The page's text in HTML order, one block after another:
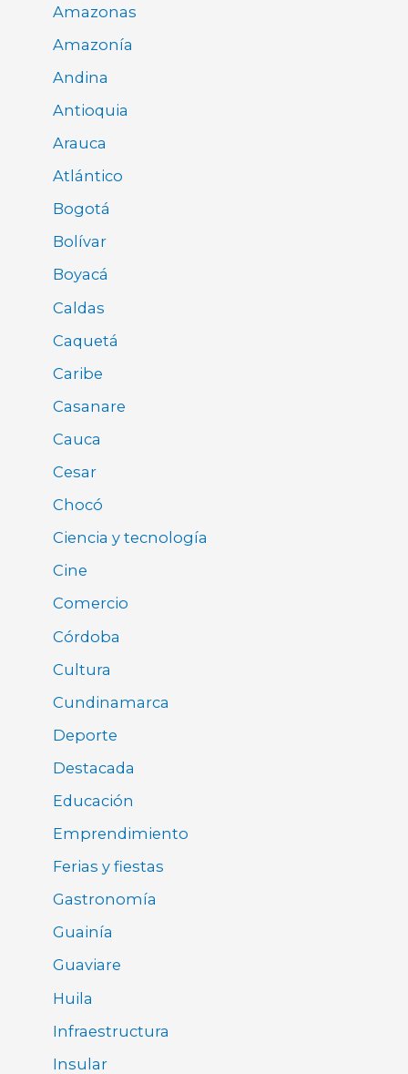
Amazonas
Amazonía
Andina
Antioquia
Arauca
Atlántico
Bogotá
Bolívar
Boyacá
Caldas
Caquetá
Caribe
Casanare
Cauca
Cesar
Chocó
Ciencia y tecnología
Cine
Comercio
Córdoba
Cultura
Cundinamarca
Deporte
Destacada
Educación
Emprendimiento
Ferias y fiestas
Gastronomía
Guainía
Guaviare
Huila
Infraestructura
Insular